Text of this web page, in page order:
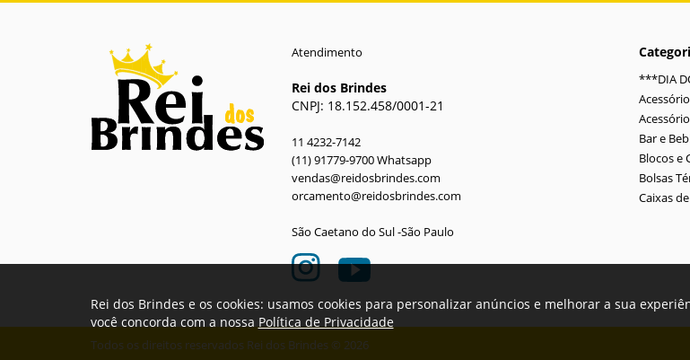
Atendimento
Rei dos Brindes
CNPJ: 18.152.458/0001-21
11 4232-7142
(11) 91779-9700 Whatsapp
vendas@reidosbrindes.com
orcamento@reidosbrindes.com
São Caetano do Sul -São Paulo
***DIA
Bar e
Blocos e
Bolsas
Caixas
Todos os direitos reservados Rei dos Brindes © 2026
Rei dos Brindes e os cookies: usamos cookies para personalizar anúncios e melhorar a sua
você concorda com a nossa Política de Privacidade